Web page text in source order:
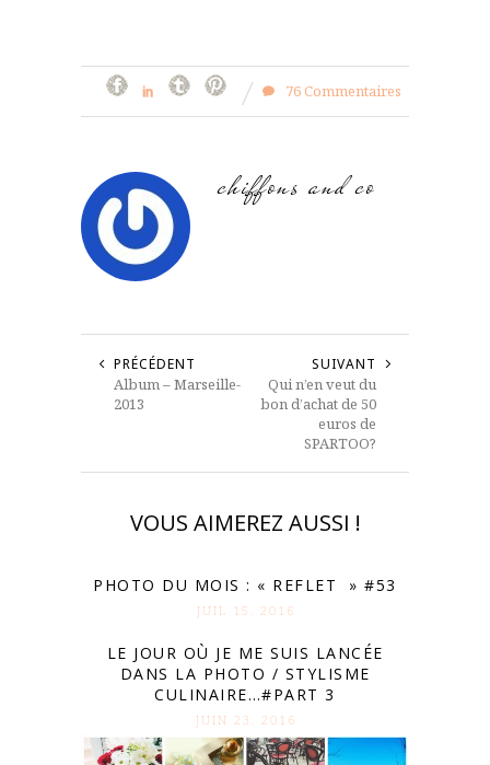
76 Commentaires
chiffons and co
PRÉCÉDENT
Album – Marseille-
2013
SUIVANT
Qui n’en veut du
bon d’achat de 50
euros de
SPARTOO?
VOUS AIMEREZ AUSSI !
PHOTO DU MOIS : « REFLET » #53
JUIL 15. 2016
LE JOUR OÙ JE ME SUIS LANCÉE
DANS LA PHOTO / STYLISME
CULINAIRE…#PART 3
JUIN 23. 2016